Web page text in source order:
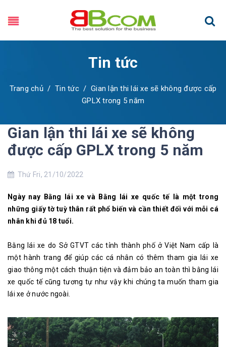
Tin tức
Trang chủ / Tin tức / Gian lận thi lái xe sẽ không được cấp
GPLX trong 5 năm
Gian lận thi lái xe sẽ không
được cấp GPLX trong 5 năm
Thứ Fri, 21/10/2022
Ngày nay Bằng lái xe và Bằng lái xe quốc tế là một trong
những giấy tờ tuỳ thân rất phổ biến và cần thiết đối với mỗi cá
nhân khi đủ 18 tuổi.
Bằng lái xe do Sở GTVT các tỉnh thành phố ở Việt Nam cấp là
một hành trang để giúp các cá nhân có thêm tham gia lái xe
giao thông một cách thuận tiện và đảm bảo an toàn thì bằng lái
xe quốc tế cũng tương tự như vậy khi chúng ta muốn tham gia
lái xe ở nước ngoài.